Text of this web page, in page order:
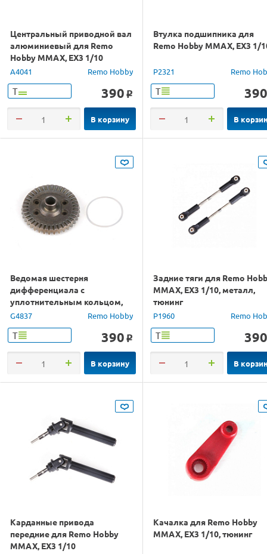
Центральный приводной вал
алюминиевый для Remo
Hobby MMAX, EX3 1/10
A4041 Remo Hobby
Т 390 o
В корзину
Втулка подшипника для
Remo Hobby MMAX, EX3 1/
P2321 Remo
Т 390
В
Ведомая шестерня
дифференциала с
уплотнительным кольцом,
аналог TRA6879, сталь
G4837 Remo Hobby
Т 390 o
В корзину
Задние тяги для Remo
MMAX, EX3 1/10, металл,
тюнинг
P1960 Remo
Т 390
В
Карданные привода
передние для Remo Hobby
MMAX, EX3 1/10
Качалка для Remo Hobby
MMAX, EX3 1/10, тюнинг